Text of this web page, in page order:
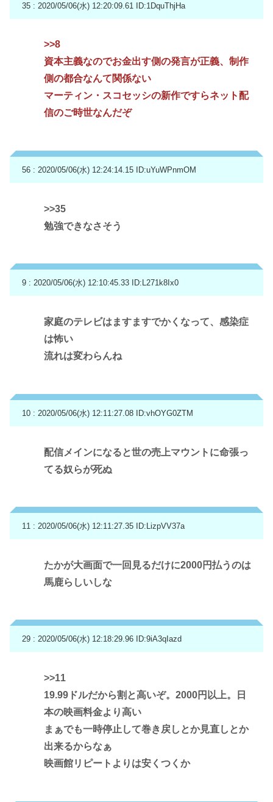
35 : 2020/05/06(水) 12:20:09.61 ID:1DquThjHa
>>8
資本主義なのでお金出す側の発言が正義、制作
側の都合なんて関係ない
マーティン・スコセッシの新作ですらネット配
信のご時世なんだぞ
56 : 2020/05/06(水) 12:24:14.15 ID:uYuWPnmOM
>>35
勉強できなさそう
9 : 2020/05/06(水) 12:10:45.33 ID:L271k8Ix0
家庭のテレビはますますでかくなって、感染症
は怖い
流れは変わらんね
10 : 2020/05/06(水) 12:11:27.08 ID:vhOYG0ZTM
配信メインになると世の売上マウントに命張っ
てる奴らが死ぬ
11 : 2020/05/06(水) 12:11:27.35 ID:LizpVV37a
たかが大画面で一回見るだけに2000円払うのは
馬鹿らしいしな
29 : 2020/05/06(水) 12:18:29.96 ID:9iA3qIazd
>>11
19.99ドルだから割と高いぞ。2000円以上。日
本の映画料金より高い
まぁでも一時停止して巻き戻しとか見直しとか
出来るからなぁ
映画館リピートよりは安くつくか